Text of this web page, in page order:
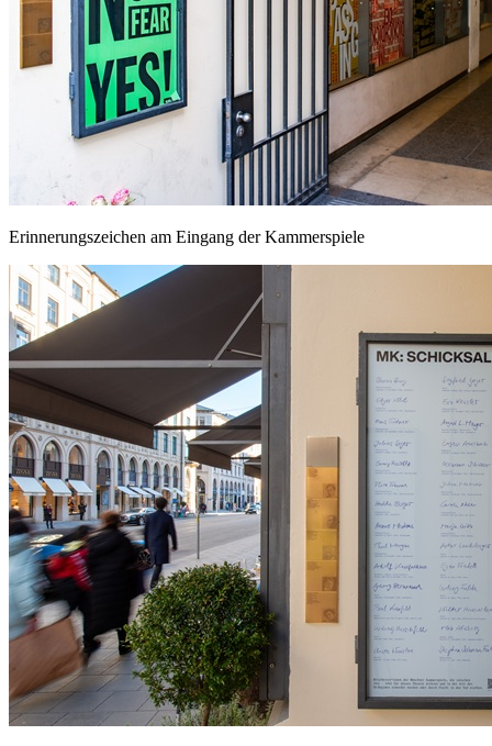
Erinnerungszeichen am Eingang der Kammerspiele